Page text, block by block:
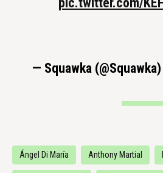
— Squawka (@Squawka)
Ángel Di María Anthony Martial